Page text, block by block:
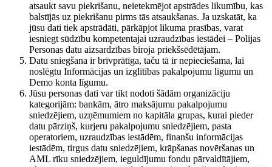
atsaukt savu piekrišanu, neietekmējot apstrādes likumību, kas
balstījās uz piekrišanu pirms tās atsaukšanas. Ja uzskatāt, ka
jūsu dati tiek apstrādāti, pārkāpjot likuma prasības, varat
iesniegt sūdzību kompetentajai uzraudzības iestādei – Polijas
Personas datu aizsardzības biroja priekšsēdētājam.
Datu sniegšana ir brīvprātīga, taču tā ir nepieciešama, lai
noslēgtu Informācijas un izglītības pakalpojumu līgumu un
Demo konta līgumu.
Jūsu personas dati var tikt nodoti šādām organizāciju
kategorijām: bankām, ātro maksājumu pakalpojumu
sniedzējiem, uzņēmumiem no kapitāla grupas, kurai pieder
datu pārziņš, kurjeru pakalpojumu sniedzējiem, pasta
operatoriem, uzraudzības iestādēm, finanšu informācijas
iestādēm, tirgus datu sniedzējiem, krāpšanas novēršanas un
AML rīku sniedzējiem, ieguldījumu fondu pārvaldītājiem,